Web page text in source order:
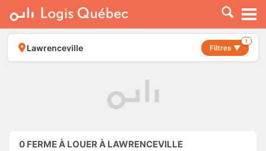
À LOUER
À VENDRE
PLACER UNE ANNONCE
Lawrenceville Filtres ▼
1
0 FERME À LOUER À LAWRENCEVILLE